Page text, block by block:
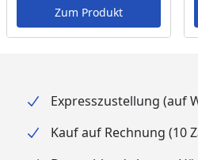
Zum Produkt
Expresszustellung (auf
Kauf auf Rechnung (10